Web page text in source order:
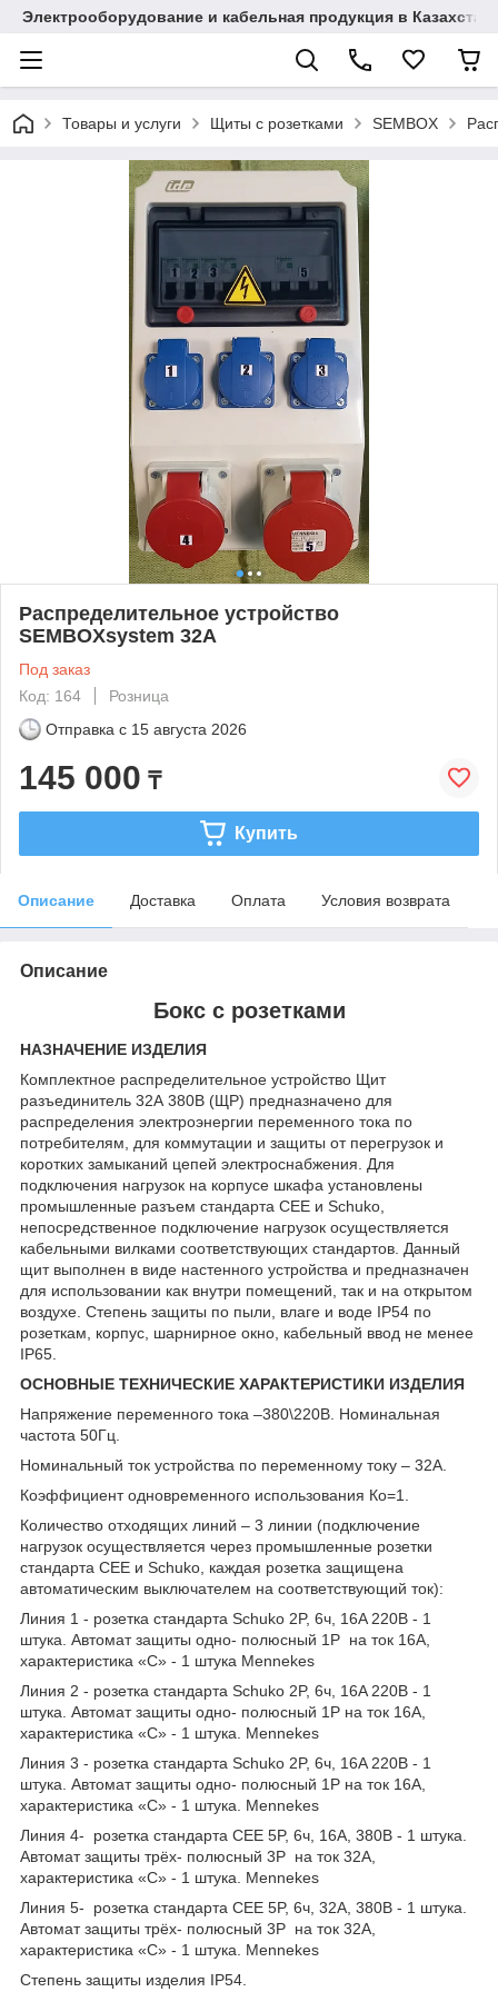
Электрооборудование и кабельная продукция в
Товары и услуги Щиты с розетками SEMBOX
Распределительное устройство
SEMBOXsystem 32А
Под заказ
Код: 164
Розница
Отправка с 15 августа 2026
145 000 ₸
Купить
Описание Доставка Оплата Условия возврата
Описание
Бокс с розетками
НАЗНАЧЕНИЕ ИЗДЕЛИЯ
Комплектное распределительное устройство Щит
разъединитель 32А 380В (ЩР) предназначено для
распределения электроэнергии переменного тока по
потребителям, для коммутации и защиты от перегрузок и
коротких замыканий цепей электроснабжения. Для
подключения нагрузок на корпусе шкафа установлены
промышленные разъем стандарта СЕЕ и Schuko,
непосредственное подключение нагрузок осуществляется
кабельными вилками соответствующих стандартов. Данный
щит выполнен в виде настенного устройства и предназначен
для использовании как внутри помещений, так и на открытом
воздухе. Степень защиты по пыли, влаге и воде IP54 по
розеткам, корпус, шарнирное окно, кабельный ввод не менее
IP65.
ОСНОВНЫЕ ТЕХНИЧЕСКИЕ ХАРАКТЕРИСТИКИ ИЗДЕЛИЯ
Напряжение переменного тока –380\220В. Номинальная
частота 50Гц.
Номинальный ток устройства по переменному току – 32А.
Коэффициент одновременного использования Ко=1.
Количество отходящих линий – 3 линии (подключение
нагрузок осуществляется через промышленные розетки
стандарта СЕЕ и Schuko, каждая розетка защищена
автоматическим выключателем на соответствующий ток):
Линия 1 - розетка стандарта Schuko 2P, 6ч, 16A 220В - 1
штука. Автомат защиты одно- полюсный 1P на ток 16А,
характеристика «С» - 1 штука Mennekes
Линия 2 - розетка стандарта Schuko 2P, 6ч, 16A 220В - 1
штука. Автомат защиты одно- полюсный 1P на ток 16А,
характеристика «С» - 1 штука. Mennekes
Линия 3 - розетка стандарта Schuko 2P, 6ч, 16A 220В - 1
штука. Автомат защиты одно- полюсный 1P на ток 16А,
характеристика «С» - 1 штука. Mennekes
Линия 4- розетка стандарта СЕЕ 5P, 6ч, 16А, 380В - 1 штука.
Автомат защиты трёх- полюсный 3P на ток 32А,
характеристика «С» - 1 штука. Mennekes
Линия 5- розетка стандарта СЕЕ 5P, 6ч, 32А, 380В - 1 штука.
Автомат защиты трёх- полюсный 3P на ток 32А,
характеристика «С» - 1 штука. Mennekes
Степень защиты изделия IP54.